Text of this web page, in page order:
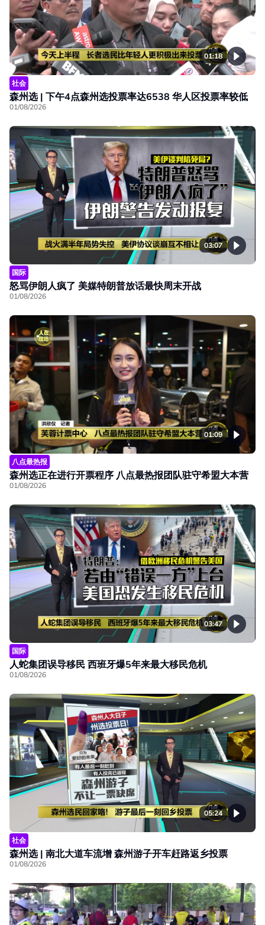
01:18
社会
森州选 | 下午4点森州选投票率达6538 华人区投票率较低
01/08/2026
03:07
国际
怒骂伊朗人疯了 美媒特朗普放话最快周末开战
01/08/2026
01:09
八点最热报
森州选正在进行开票程序 八点最热报团队驻守希盟大本营
01/08/2026
03:47
国际
人蛇集团误导移民 西班牙爆5年来最大移民危机
01/08/2026
05:24
社会
森州选 | 南北大道车流增 森州游子开车赶路返乡投票
01/08/2026